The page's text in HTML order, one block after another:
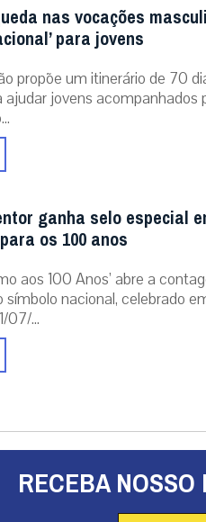
nas vocações
para jovens
propõe um itinerário de 70
ajudar jovens acompanhados
ganha selo especial
os 100 anos
aos 100 Anos’ abre a
símbolo nacional, celebrado
07/...
RECEBA